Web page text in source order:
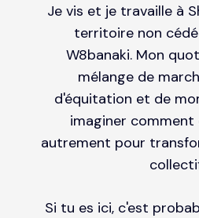
Je vis et je travaille à
territoire non
W8banaki. Mon
mélange de
d'équitation et de
imaginer
autrement pour
Si tu es ici, c'est